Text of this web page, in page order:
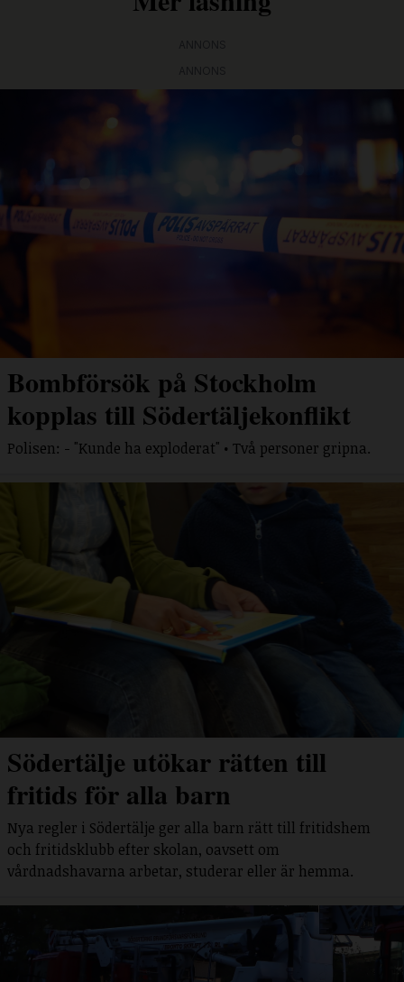
Bombförsök på Stockholm
kopplas till Södertäljekonflikt
Polisen: - "Kunde ha exploderat" • Två personer gripna.
Södertälje utökar rätten till
fritids för alla barn
Nya regler i Södertälje ger alla barn rätt till fritidshem
och fritidsklubb efter skolan, oavsett om
vårdnadshavarna arbetar, studerar eller är hemma.